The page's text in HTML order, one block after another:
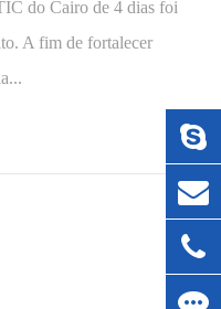
do Cairo de 4 dias foi
A fim de fortalecer